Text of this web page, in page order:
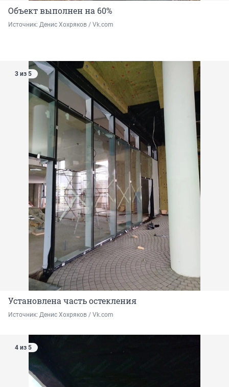
Объект выполнен на 60%
Источник: Денис Хохряков / Vk.com
3 из 5
Установлена часть остекления
Источник: Денис Хохряков / Vk.com
4 из 5